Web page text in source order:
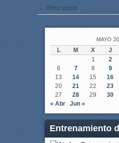
Post navigation
← Older posts
MAYO
L M X J
1
2
6
7 8 9
13
14 15 16
20
21 22 23
27
28 29 30
« Abr
Jun »
Entrenamiento